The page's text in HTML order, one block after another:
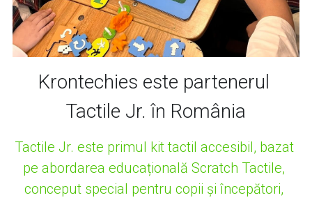
Krontechies este partenerul
Tactile Jr. în România
Tactile Jr. este primul kit tactil accesibil, bazat
pe abordarea educațională Scratch Tactile,
conceput special pentru copii și începători,